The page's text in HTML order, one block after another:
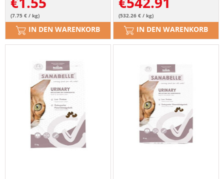
(7.75 € / kg)
IN DEN WARENKORB
(532.26 € / kg)
IN DEN WARENKORB